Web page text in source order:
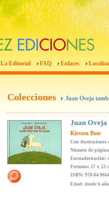
La Editorial FAQ Enlaces
Colecciones Juan Oveja
Juan Oveja
Kirsten Boie
Con ilustraciones
Número de
Encuadernación:
Formato: 27 x 22
ISBN: 978-84-
Edad: desde 6